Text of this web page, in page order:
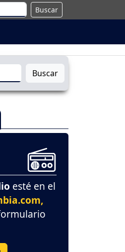
Buscar
Buscar
esté en el